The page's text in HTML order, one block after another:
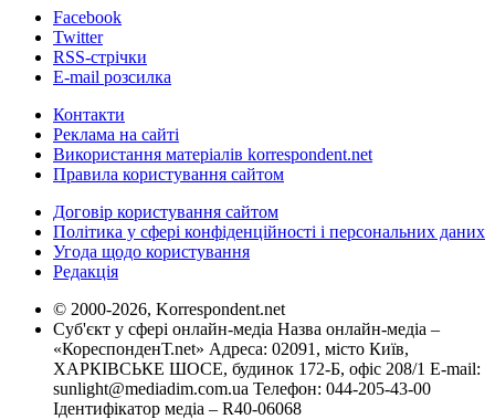
Facebook
Twitter
RSS-стрічки
E-mail розсилка
Контакти
Реклама на сайті
Використання матеріалів korrespondent.net
Правила користування сайтом
Договір користування сайтом
Політика у сфері конфіденційності і персональних даних
Угода щодо користування
Редакція
© 2000-2026, Korrespondent.net
Суб'єкт у сфері онлайн-медіа Назва онлайн-медіа –
«КореспонденТ.net» Адреса: 02091, місто Київ,
ХАРКІВСЬКЕ ШОСЕ, будинок 172-Б, офіс 208/1 E-mail:
sunlight@mediadim.com.ua Телефон: 044-205-43-00
Ідентифікатор медіа – R40-06068